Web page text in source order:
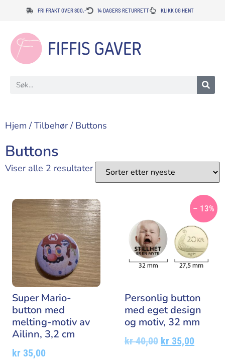
FRI FRAKT OVER 800,- 14 DAGERS RETURRETT KLIKK OG HENT
Hjem /Tilbehør/ Buttons
Buttons
Viser alle 2 resultater
Super Mario-
button med
melting-motiv av
Ailinn, 3,2 cm
kr 35,00
– 13%
Personlig button
med eget design
og motiv, 32 mm
kr40,00 kr 35,00